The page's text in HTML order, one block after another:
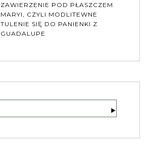
ZAWIERZENIE POD PŁASZCZEM
MARYI, CZYLI MODLITEWNE
TULENIE SIĘ DO PANIENKI Z
GUADALUPE